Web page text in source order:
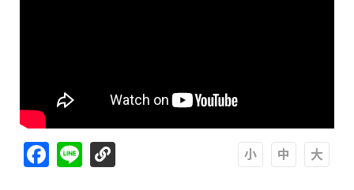
Facebook
Line